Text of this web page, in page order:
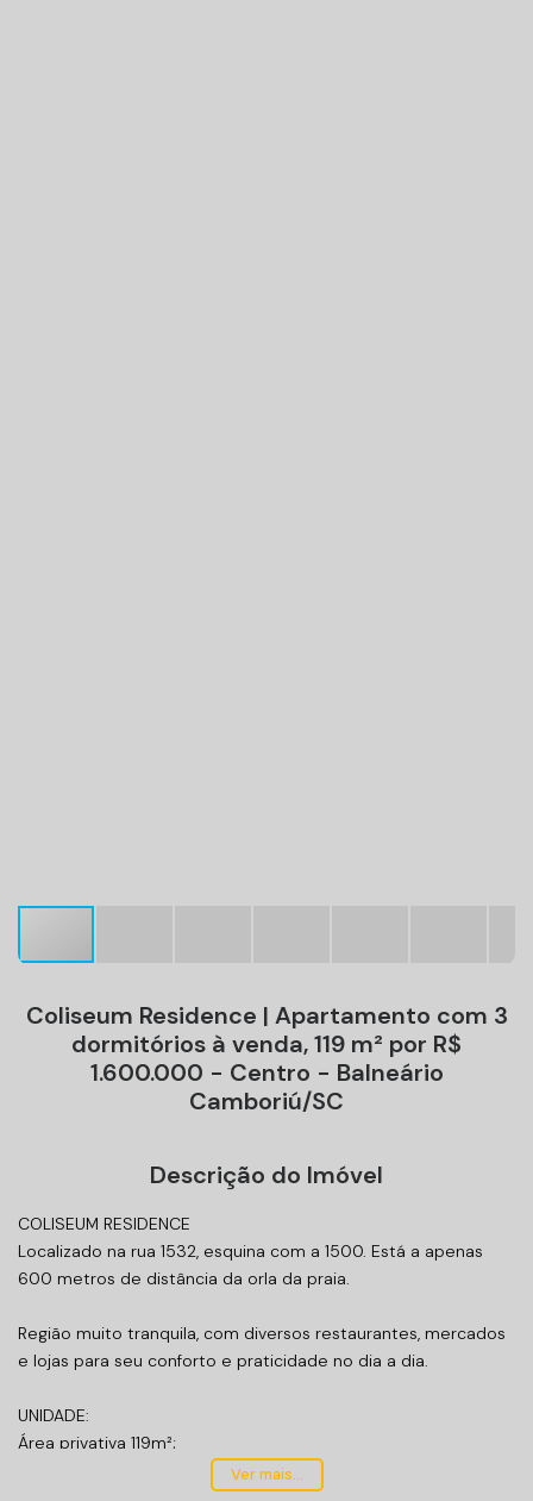
Coliseum Residence | Apartamento com 3
dormitórios à venda, 119 m² por R$
1.600.000 - Centro - Balneário
Camboriú/SC
Descrição do Imóvel
COLISEUM RESIDENCE
Localizado na rua 1532, esquina com a 1500. Está a apenas
600 metros de distância da orla da praia.
Região muito tranquila, com diversos restaurantes, mercados
e lojas para seu conforto e praticidade no dia a dia.
UNIDADE:
Área privativa 119m²;
03 dormitórios sendo 01 suíte, 02 vagas de garagem;
Ver mais...